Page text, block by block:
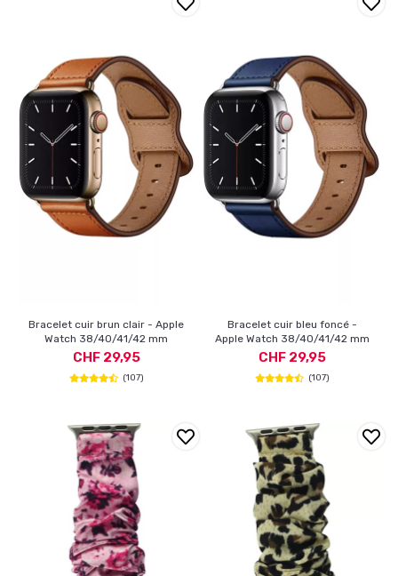
Bracelet cuir brun clair - Apple
Watch 38/40/41/42 mm
CHF 29,95
(107)
Bracelet cuir bleu foncé -
Apple Watch 38/40/41/42 mm
CHF 29,95
(107)